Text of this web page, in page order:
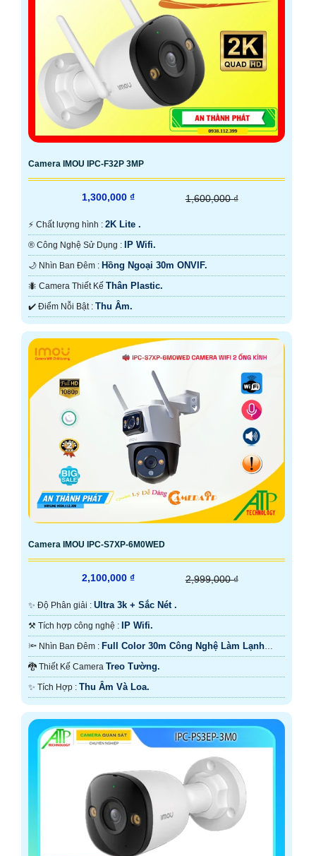
Camera IMOU IPC-F32P 3MP
1,300,000 ₫ 1,600,000 ₫
️⚡ Chất lượng hình : 2K Lite .
®️ Công Nghệ Sử Dụng : IP Wifi.
🌙 Nhìn Ban Đêm : Hồng Ngoại 30m ONVIF.
🐜 Camera Thiết Kế Thân Plastic.
️✔️ Điểm Nỗi Bật : Thu Âm.
Camera IMOU IPC-S7XP-6M0WED
2,100,000 ₫ 2,999,000 ₫
✨ Độ Phân giải : Ultra 3k + Sắc Nét .
⚒ Tích hợp công nghệ : IP Wifi.
🔦 Nhìn Ban Đêm : Full Color 30m Công Nghệ Làm Lạnh
iAUTO-X.
🐉️ Thiết Kế Camera Treo Tường.
️✨ Tích Hợp : Thu Âm Và Loa.